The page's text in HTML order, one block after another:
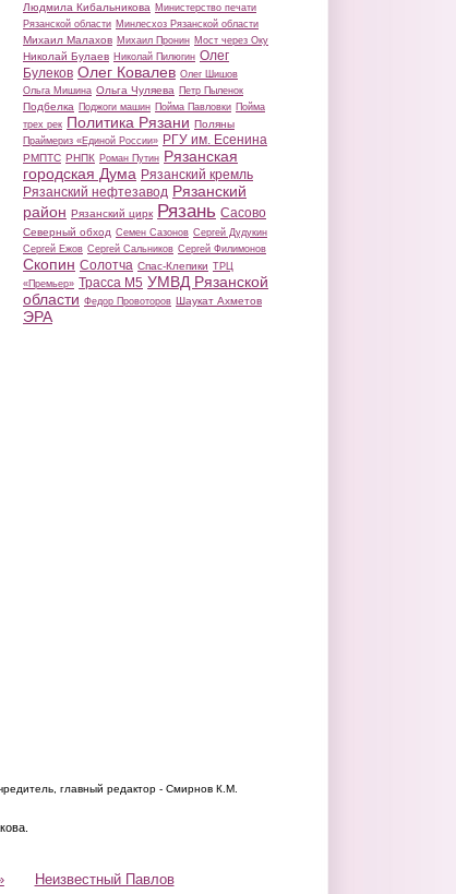
Людмила Кибальникова Министерство печати
Рязанской области Минлесхоз Рязанской области
Михаил Малахов Михаил Пронин Мост через Оку
Николай Булаев Николай Пилюгин Олег
Булеков Олег Ковалев Олег Шишов
Ольга Мишина Ольга Чуляева Петр Пыленок
Подбелка Поджоги машин Пойма Павловки Пойма
трех рек Политика Рязани Поляны
Праймериз «Единой России» РГУ им. Есенина
РМПТС РНПК Роман Путин Рязанская
городская Дума Рязанский кремль
Рязанский нефтезавод Рязанский
район Рязанский цирк Рязань Сасово
Северный обход Семен Сазонов Сергей Дудукин
Сергей Ежов Сергей Сальников Сергей Филимонов
Скопин Солотча Спас-Клепики ТРЦ
«Премьер» Трасса М5 УМВД Рязанской
области Федор Провоторов Шаукат Ахметов
ЭРА
главный редактор - Смирнов К.М.
Неизвестный Павлов